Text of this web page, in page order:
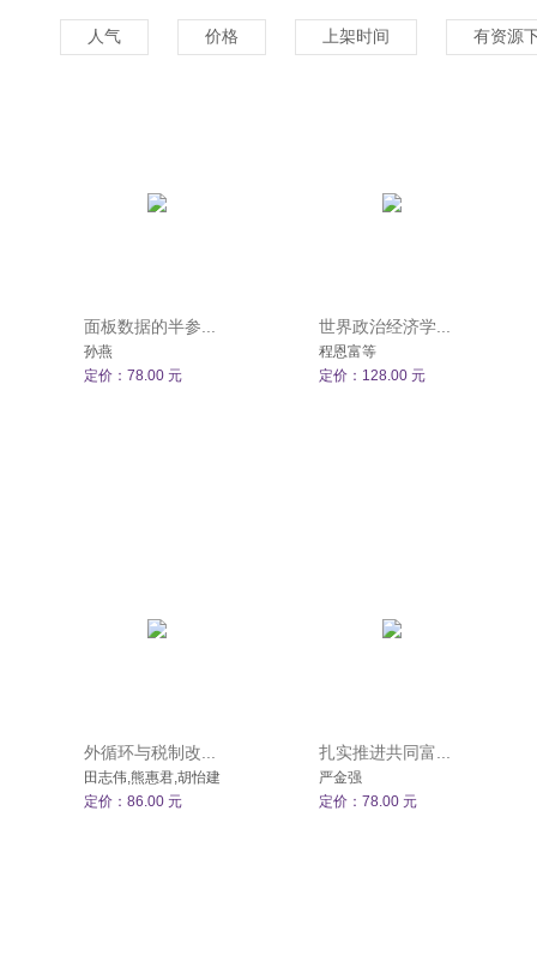
人气 价格 上架时间 有资源
面板数据的半参...
孙燕
定价：78.00 元
世界政治经济学...
程恩富等
定价：128.00 元
外循环与税制改...
田志伟,熊惠君,胡怡建
定价：86.00 元
扎实推进共同富...
严金强
定价：78.00 元